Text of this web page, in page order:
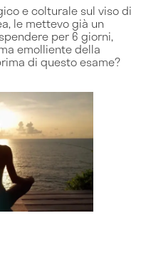
e colturale sul viso di
le mettevo già un
per 6 giorni,
emolliente della
di questo esame?